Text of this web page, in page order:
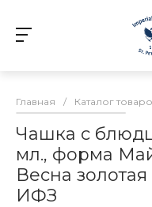
Главная / Каталог
Чашка с
мл., форма
Весна золотая
ИФЗ